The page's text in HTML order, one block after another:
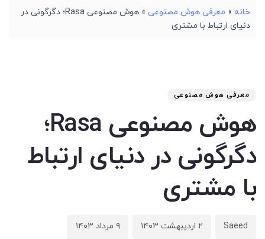
خانه » معرفی هوش مصنوعی »
هوش مصنوعی Rasa؛ دگرگونی در
دنیای ارتباط با مشتری
معرفی هوش مصنوعی
هوش مصنوعی Rasa؛
دگرگونی در دنیای ارتباط
با مشتری
Saeed ۲ اردیبهشت ۱۴۰۳ ۹ مرداد ۱۴۰۳